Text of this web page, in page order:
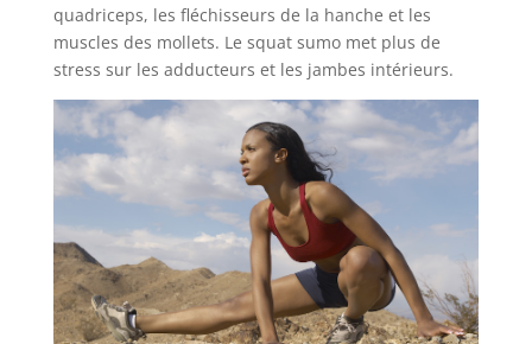
quadriceps, les fléchisseurs de la hanche et les
muscles des mollets. Le squat sumo met plus de
stress sur les adducteurs et les jambes intérieurs.